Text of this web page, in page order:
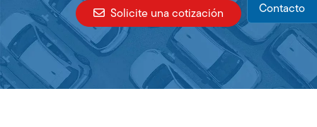
Solicite una cotización Contacto